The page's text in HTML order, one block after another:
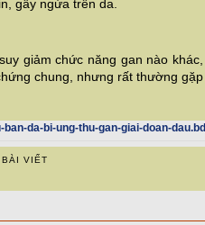
gây ngứa trên da.
giảm chức năng gan nào khác,
chung, nhưng rất thường gặp
da-bi-ung-thu-gan-giai-doan-
VIẾT